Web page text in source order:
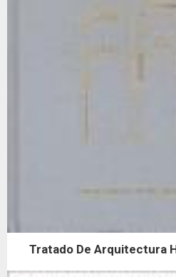
Tratado De Arquitectura